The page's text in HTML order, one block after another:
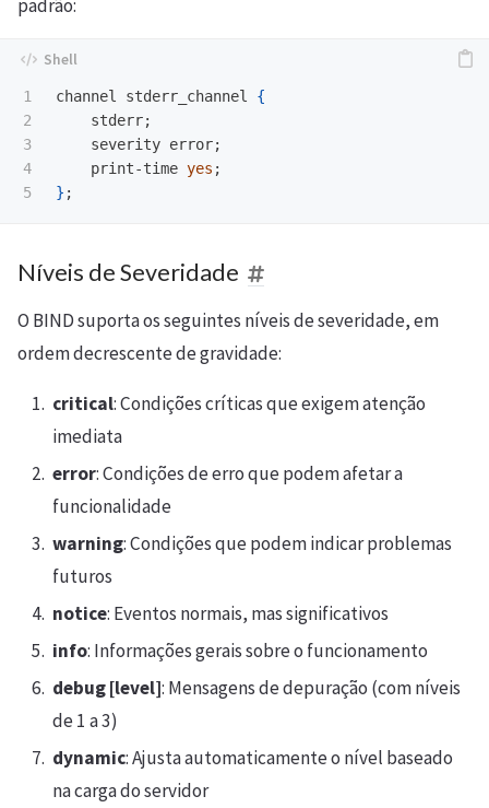
padrão:
1
2
3
4
channel stderr_channel {
    stderr
;
    severity error
;
    print-time
yes ;
} ;
Níveis de Severidade
O BIND suporta os seguintes níveis de severidade, em
ordem decrescente de gravidade:
critical: Condições críticas que exigem atenção
imediata
error: Condições de erro que podem afetar a
funcionalidade
warning: Condições que podem indicar problemas
futuros
notice: Eventos normais, mas significativos
info: Informações gerais sobre o funcionamento
debug [level]: Mensagens de depuração (com níveis
de 1 a 3)
dynamic: Ajusta automaticamente o nível baseado
na carga do servidor